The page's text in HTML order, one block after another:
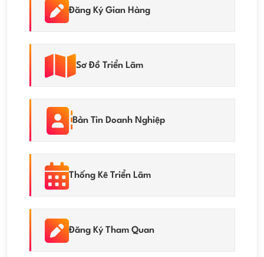
Đăng Ký Gian Hàng
Sơ Đồ Triển Lãm
Bản Tin Doanh Nghiệp
Thống Kê Triển Lãm
Đăng Ký Tham Quan